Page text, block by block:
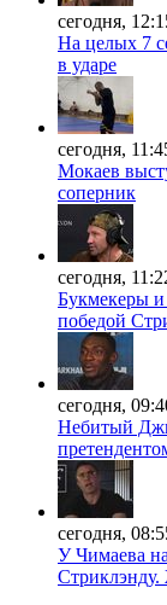
сегодня,
На целых 7
в ударе
сегодня,
Мокаев
соперник
сегодня,
Букмекеры
победой
сегодня,
Небитый
сегодня,
У Чимаева
Стриклэнду.